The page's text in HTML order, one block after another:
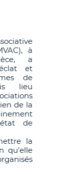
à
a
et
de
lieu
de la
de
la
qu'elle